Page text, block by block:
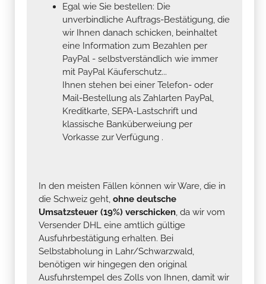
Egal wie Sie bestellen: Die
unverbindliche Auftrags-Bestätigung, die
wir Ihnen danach schicken, beinhaltet
eine Information zum Bezahlen per
PayPal - selbstverständlich wie immer
mit PayPal Käuferschutz...
Ihnen stehen bei einer Telefon- oder
Mail-Bestellung als Zahlarten PayPal,
Kreditkarte, SEPA-Lastschrift und
klassische Banküberweiung per
Vorkasse zur Verfügung .
In den meisten Fällen können wir Ware, die in
die Schweiz geht, ohne deutsche
Umsatzsteuer (19%) verschicken, da wir vom
Versender DHL eine amtlich gültige
Ausfuhrbestätigung erhalten. Bei
Selbstabholung in Lahr/Schwarzwald,
benötigen wir hingegen den original
Ausfuhrstempel des Zolls von Ihnen, damit wir